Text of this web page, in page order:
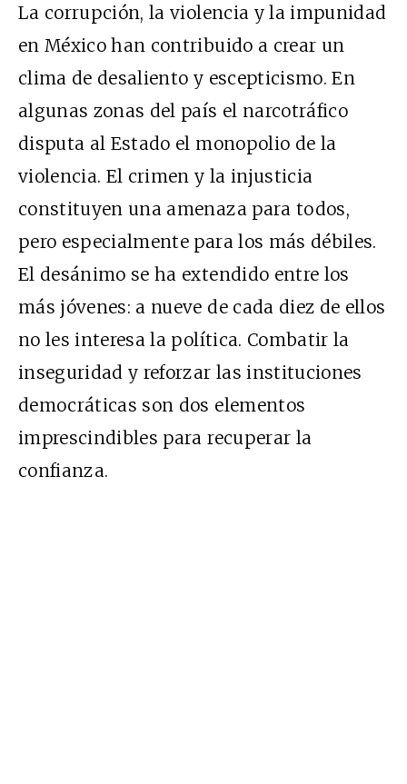
La corrupción, la violencia y la impunidad
en México han contribuido a crear un
clima de desaliento y escepticismo. En
algunas zonas del país el narcotráfico
disputa al Estado el monopolio de la
violencia. El crimen y la injusticia
constituyen una amenaza para todos,
pero especialmente para los más débiles.
El desánimo se ha extendido entre los
más jóvenes: a nueve de cada diez de ellos
no les interesa la política. Combatir la
inseguridad y reforzar las instituciones
democráticas son dos elementos
imprescindibles para recuperar la
confianza.